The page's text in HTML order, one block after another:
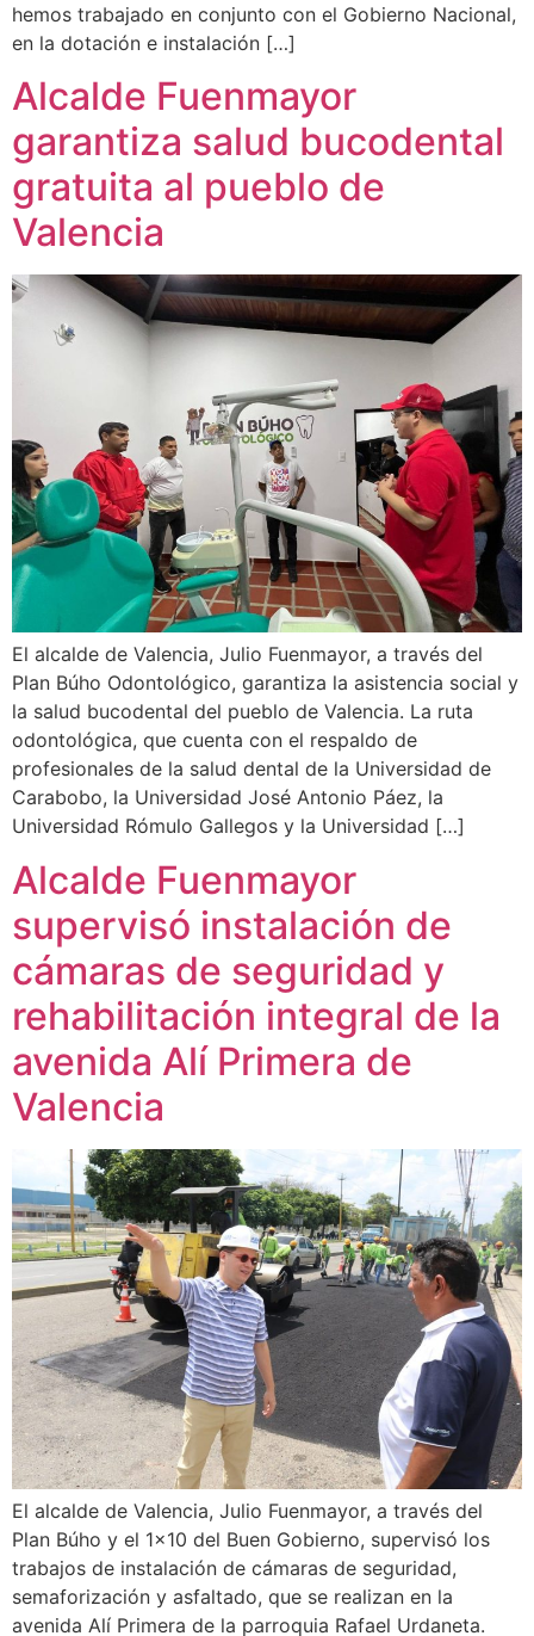
hemos trabajado en conjunto con el Gobierno Nacional,
en la dotación e instalación […]
Alcalde Fuenmayor
garantiza salud bucodental
gratuita al pueblo de
Valencia
El alcalde de Valencia, Julio Fuenmayor, a través del
Plan Búho Odontológico, garantiza la asistencia social y
la salud bucodental del pueblo de Valencia. La ruta
odontológica, que cuenta con el respaldo de
profesionales de la salud dental de la Universidad de
Carabobo, la Universidad José Antonio Páez, la
Universidad Rómulo Gallegos y la Universidad […]
Alcalde Fuenmayor
supervisó instalación de
cámaras de seguridad y
rehabilitación integral de la
avenida Alí Primera de
Valencia
El alcalde de Valencia, Julio Fuenmayor, a través del
Plan Búho y el 1×10 del Buen Gobierno, supervisó los
trabajos de instalación de cámaras de seguridad,
semaforización y asfaltado, que se realizan en la
avenida Alí Primera de la parroquia Rafael Urdaneta.